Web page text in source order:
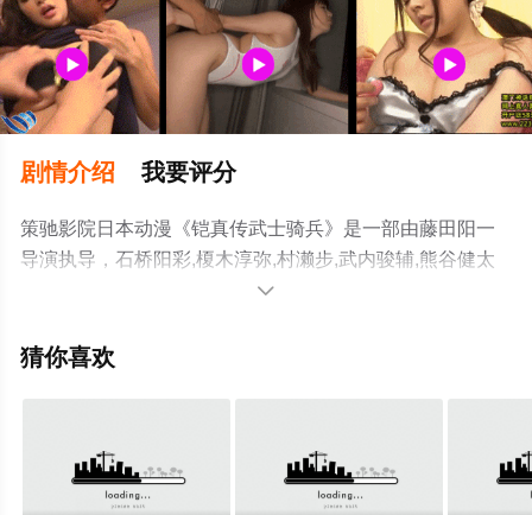
剧情介绍 我要评分
策驰影院日本动漫《铠真传武士骑兵》是一部由藤田阳一
导演执导，石桥阳彩,榎木淳弥,村濑步,武内骏辅,熊谷健太
郎,增田俊树,Lynn,小西克幸,佐藤拓也,鸟海浩辅,寺岛拓笃,杉
谷俊辉,木下纱华等演员精彩演绎的日本动漫，手机免费观

猜你喜欢